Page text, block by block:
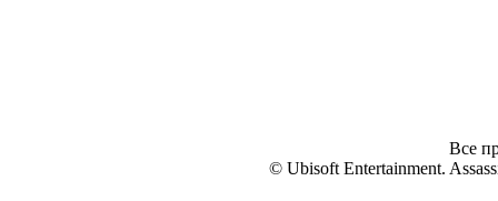
Все
© Ubisoft Entertainment.